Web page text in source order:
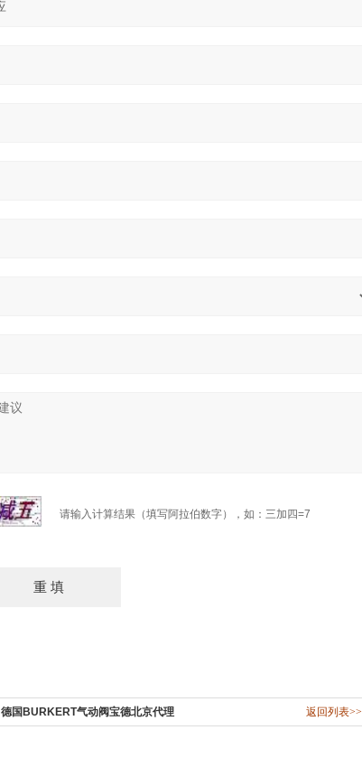
请输入计算结果（填写阿拉伯数字），如：三加四=7
德国BURKERT气动阀宝德北京代理 返回列表>>